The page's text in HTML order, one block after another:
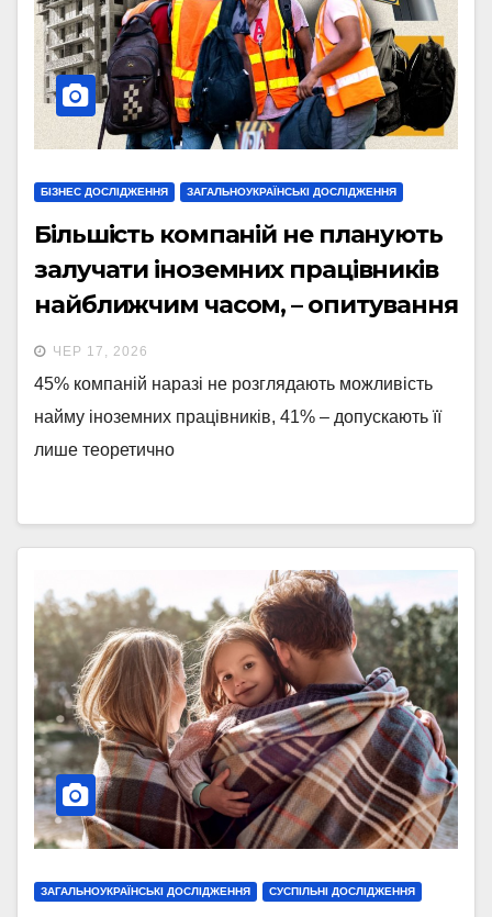
БІЗНЕС ДОСЛІДЖЕННЯ ЗАГАЛЬНОУКРАЇНСЬКІ ДОСЛІДЖЕННЯ
Більшість компаній не планують
залучати іноземних працівників
найближчим часом, – опитування
ЕВА
ЧЕР 17, 2026
45% компаній наразі не розглядають можливість
найму іноземних працівників, 41% – допускають її
лише теоретично
ЗАГАЛЬНОУКРАЇНСЬКІ ДОСЛІДЖЕННЯ СУСПІЛЬНІ ДОСЛІДЖЕННЯ